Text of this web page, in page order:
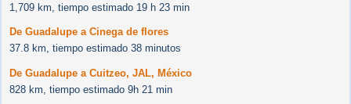
1,709 km, tiempo estimado 19 h 23 min
De Guadalupe a Cinega de flores
37.8 km, tiempo estimado 38 minutos
De Guadalupe a Cuitzeo, JAL, México
828 km, tiempo estimado 9h 21 min